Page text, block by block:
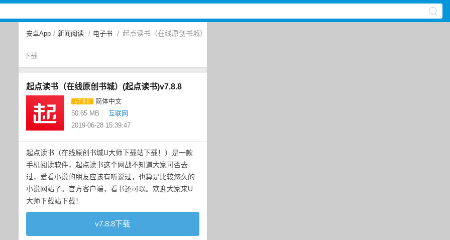
安卓App / 新闻阅读 / 电子书 / 起点读书（在线原创书城）
下载
起点读书（在线原创书城）(起点读书)v7.8.8
v7.8.8
简体中文
50.65 MB
互联网
2019-06-28 15:39:47
起点读书（在线原创书城U大师下载站下载！）是一款
手机阅读软件，起点读书这个网战不知道大家可否去
过，爱看小说的朋友应该有听说过，也算是比较悠久的
小说网站了。官方客户端，看书还可以。欢迎大家来U
大师下载站下载！
v7.8.8下载